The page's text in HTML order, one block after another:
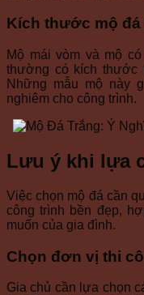
Kích thước mộ đá
Mộ mái vòm và mộ
thường có kích thước
Những mẫu mộ này
nghiêm cho công trình.
Lưu ý khi lựa
Việc chọn mộ đá cần
công trình bền đẹp,
muốn của gia đình.
Chọn đơn vị thi
Gia chủ cần lựa chọn